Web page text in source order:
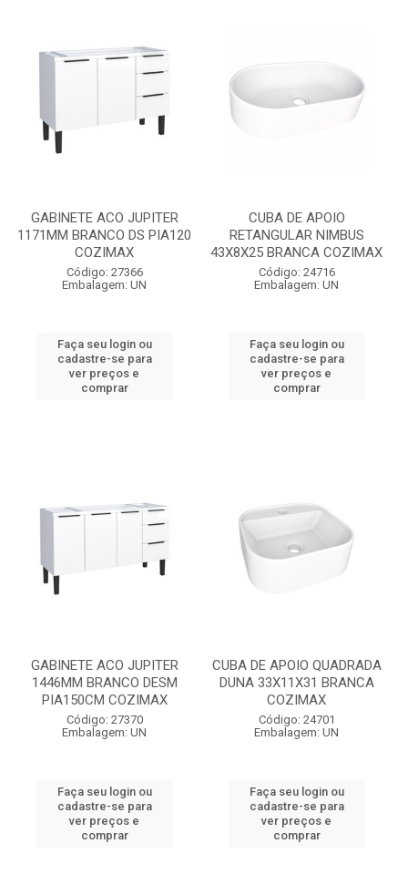
GABINETE ACO JUPITER
1171MM BRANCO DS PIA120
COZIMAX
Código: 27366
Embalagem: UN
Faça seu login ou
cadastre-se para
ver preços e
comprar
CUBA DE APOIO
RETANGULAR NIMBUS
43X8X25 BRANCA COZIMAX
Código: 24716
Embalagem: UN
Faça seu login ou
cadastre-se para
ver preços e
comprar
GABINETE ACO JUPITER
1446MM BRANCO DESM
PIA150CM COZIMAX
Código: 27370
Embalagem: UN
Faça seu login ou
cadastre-se para
ver preços e
comprar
CUBA DE APOIO QUADRADA
DUNA 33X11X31 BRANCA
COZIMAX
Código: 24701
Embalagem: UN
Faça seu login ou
cadastre-se para
ver preços e
comprar